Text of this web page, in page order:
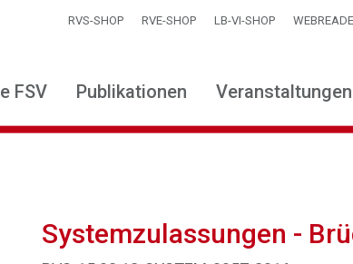
RVS-SHOP RVE-SHOP LB-VI-SHOP
FSV Publikationen Veranstaltungen
Systemzulassungen -